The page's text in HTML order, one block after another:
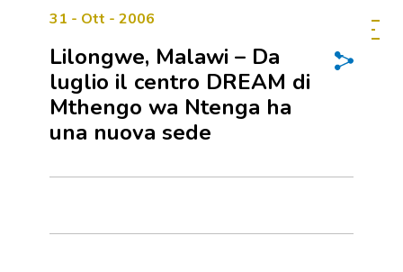
31 - Ott - 2006
Lilongwe, Malawi – Da
luglio il centro DREAM di
Mthengo wa Ntenga ha
una nuova sede